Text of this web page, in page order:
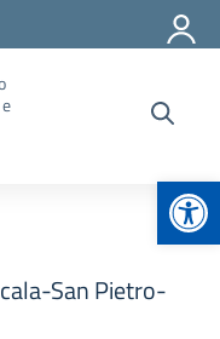
San Pietro-